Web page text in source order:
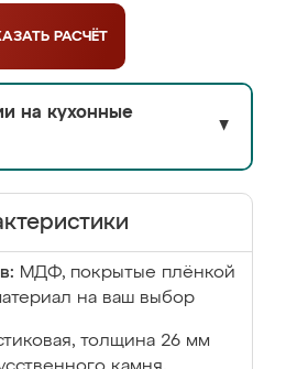
РАСЧЁТ
на кухонные
▼
МДФ, покрытые плёнкой
на ваш выбор
толщина 26 мм